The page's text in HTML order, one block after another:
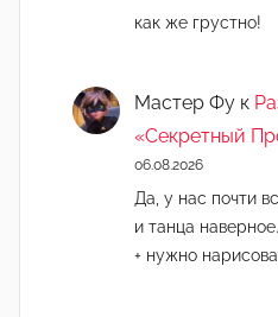
как же грустно!
Мастер Фу к
«Секретный
06.08.2026
Да, у нас почти
и танца
+ нужно